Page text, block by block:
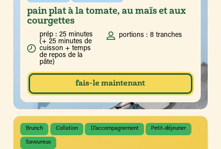
pain plat à la tomate, au maïs et aux
courgettes
prép : 25 minutes
(+ 25 minutes de
cuisson + temps
de repos de la
pâte)
portions : 8 tranches
fais-le maintenant
Brunch Collation D’accompagnement Petit-déjeuner
Savoureux